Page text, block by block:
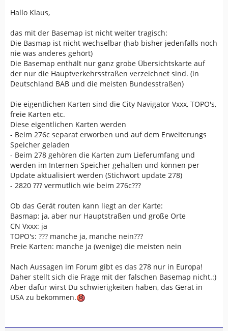
Hallo Klaus,
das mit der Basemap ist nicht weiter tragisch:
Die Basmap ist nicht wechselbar (hab bisher jedenfalls noch
nie was anderes gehört)
Die Basemap enthält nur ganz grobe Übersichtskarte auf
der nur die Hauptverkehrsstraßen verzeichnet sind. (in
Deutschland BAB und die meisten Bundesstraßen)
Die eigentlichen Karten sind die City Navigator Vxxx, TOPO's,
freie Karten etc.
Diese eigentlichen Karten werden
- Beim 276c separat erworben und auf dem Erweiterungs
Speicher geladen
- Beim 278 gehören die Karten zum Lieferumfang und
werden im Internen Speicher gehalten und können per
Update aktualisiert werden (Stichwort update 278)
- 2820 ??? vermutlich wie beim 276c???
Ob das Gerät routen kann liegt an der Karte:
Basmap: ja, aber nur Hauptstraßen und große Orte
CN Vxxx: ja
TOPO's: ??? manche ja, manche nein???
Freie Karten: manche ja (wenige) die meisten nein
Nach Aussagen im Forum gibt es das 278 nur in Europa!
Daher stellt sich die Frage mit der falschen Basemap nicht.:)
Aber dafür wirst Du schwierigkeiten haben, das Gerät in
USA zu bekommen.